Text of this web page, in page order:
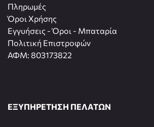
Πληρωμές
Όροι Χρήσης
Εγγυήσεις - Όροι - Μπαταρία
Πολιτική Επιστροφών
ΑΦΜ: 803173822
ΕΞΥΠΗΡΕΤΗΣΗ ΠΕΛΑΤΩΝ